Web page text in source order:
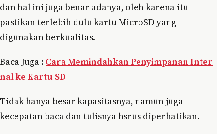
dan hal ini juga benar adanya, oleh karena itu
pastikan terlebih dulu kartu MicroSD yang
digunakan berkualitas.
Baca Juga : Cara Memindahkan Penyimpanan Inter
nal ke Kartu SD
Tidak hanya besar kapasitasnya, namun juga
kecepatan baca dan tulisnya hsrus diperhatikan.